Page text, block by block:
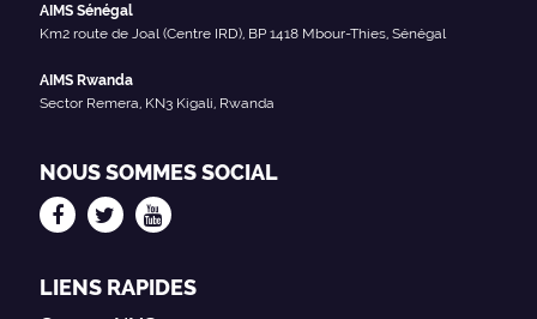
AIMS Sénégal
Km2 route de Joal (Centre IRD), BP 1418 Mbour-Thies, Sénégal
AIMS Rwanda
Sector Remera, KN3 Kigali, Rwanda
NOUS SOMMES SOCIAL
LIENS RAPIDES